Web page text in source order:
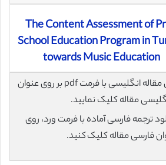
The Content Assessment of
School Education Program in
towards Music Education
برای دانلود رایگان مقاله انگلیسی با فرمت pdf بر روی عنوان
مقاله کلیک نمایید.
ترجمه فارسی آماده با فرمت ورد، روی
فارسی مقاله کلیک کنید.